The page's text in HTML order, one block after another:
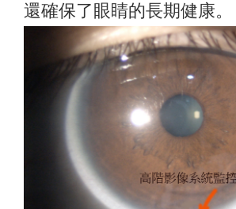
還確保了眼睛的長期健康。